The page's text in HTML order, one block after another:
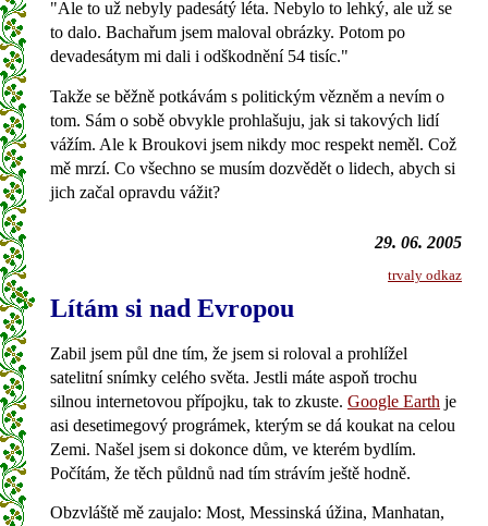
"Ale to už nebyly padesátý léta. Nebylo to lehký, ale už se
to dalo. Bachařum jsem maloval obrázky. Potom po
devadesátym mi dali i odškodnění 54 tisíc."
Takže se běžně potkávám s politickým vězněm a nevím o
tom. Sám o sobě obvykle prohlašuju, jak si takových lidí
vážím. Ale k Broukovi jsem nikdy moc respekt neměl. Což
mě mrzí. Co všechno se musím dozvědět o lidech, abych si
jich začal opravdu vážit?
29. 06. 2005
trvaly odkaz
Lítám si nad Evropou
Zabil jsem půl dne tím, že jsem si roloval a prohlížel
satelitní snímky celého světa. Jestli máte aspoň trochu
silnou internetovou přípojku, tak to zkuste. Google Earth je
asi desetimegový prográmek, kterým se dá koukat na celou
Zemi. Našel jsem si dokonce dům, ve kterém bydlím.
Počítám, že těch půldnů nad tím strávím ještě hodně.
Obzvláště mě zaujalo: Most, Messinská úžina, Manhatan,